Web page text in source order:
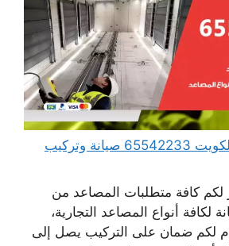
صيانة مصاعد في الكويت 65542233 صيانة وتركيب
لكم كافة متطلبات المصاعد من
لكافة أنواع المصاعد التجارية،
لكم ضمان على التركيب يصل إلى